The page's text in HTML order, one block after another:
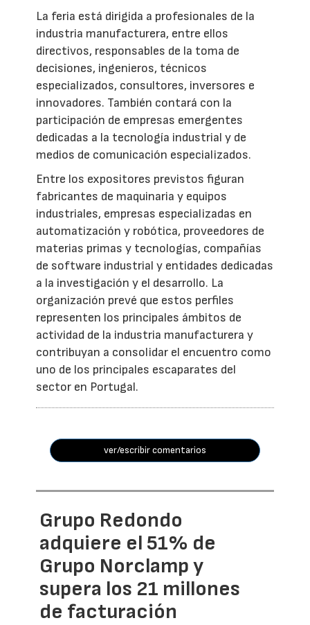
La feria está dirigida a profesionales de la
industria manufacturera, entre ellos
directivos, responsables de la toma de
decisiones, ingenieros, técnicos
especializados, consultores, inversores e
innovadores. También contará con la
participación de empresas emergentes
dedicadas a la tecnología industrial y de
medios de comunicación especializados.
Entre los expositores previstos figuran
fabricantes de maquinaria y equipos
industriales, empresas especializadas en
automatización y robótica, proveedores de
materias primas y tecnologías, compañías
de software industrial y entidades dedicadas
a la investigación y el desarrollo. La
organización prevé que estos perfiles
representen los principales ámbitos de
actividad de la industria manufacturera y
contribuyan a consolidar el encuentro como
uno de los principales escaparates del
sector en Portugal.
ver/escribir comentarios
Grupo Redondo
adquiere el 51% de
Grupo Norclamp y
supera los 21 millones
de facturación